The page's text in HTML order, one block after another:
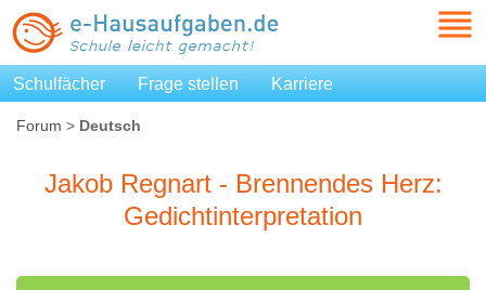
Schulfächer Frage stellen Karriere
Forum > Deutsch
Jakob Regnart - Brennendes Herz:
Gedichtinterpretation